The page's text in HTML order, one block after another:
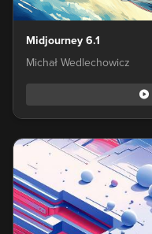
Midjourney 6.1
Michał Wedlechowicz